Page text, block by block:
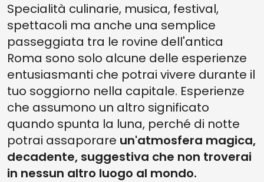
Specialità culinarie, musica, festival,
spettacoli ma anche una semplice
passeggiata tra le rovine dell'antica
Roma sono solo alcune delle esperienze
entusiasmanti che potrai vivere durante il
tuo soggiorno nella capitale. Esperienze
che assumono un altro significato
quando spunta la luna, perché di notte
potrai assaporare un'atmosfera magica,
decadente, suggestiva che non troverai
in nessun altro luogo al mondo.